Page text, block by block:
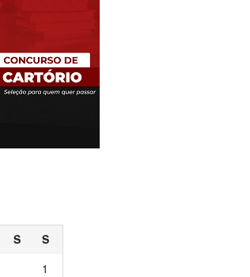
S
S
1